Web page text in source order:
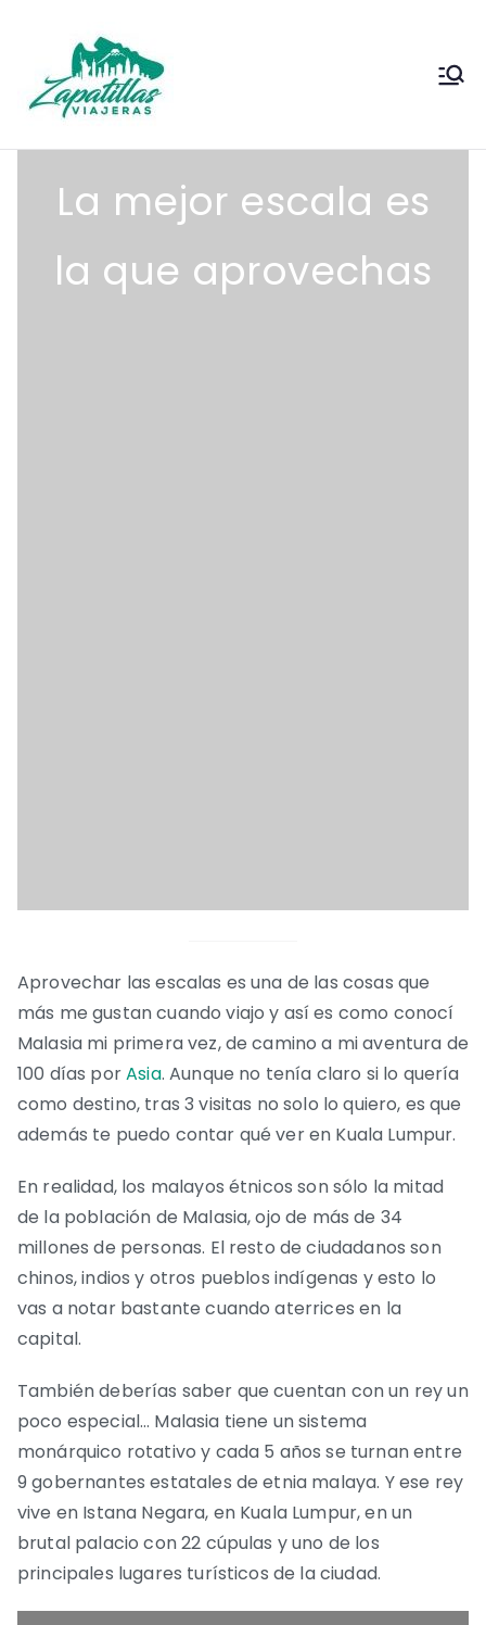
contenido
Viajeras
La mejor escala es
la que aprovechas
Aprovechar las escalas es una de las cosas que
más me gustan cuando viajo y así es como conocí
Malasia mi primera vez, de camino a mi aventura de
100 días porAsia. Aunque no tenía claro si lo quería
como destino, tras 3 visitas no solo lo quiero, es que
además te puedo contar qué ver en Kuala Lumpur.
En realidad, los malayos étnicos son sólo la mitad
de la población de Malasia, ojo de más de 34
millones de personas. El resto de ciudadanos son
chinos, indios y otros pueblos indígenas y esto lo
vas a notar bastante cuando aterrices en la
capital.
También deberías saber que cuentan con un rey un
poco especial… Malasia tiene un sistema
monárquico rotativo y cada 5 años se turnan entre
9 gobernantes estatales de etnia malaya. Y ese rey
vive en Istana Negara, en Kuala Lumpur, en un
brutal palacio con 22 cúpulas y uno de los
principales lugares turísticos de la ciudad.